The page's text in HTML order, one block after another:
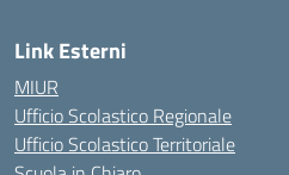
Link Esterni
MIUR
Ufficio Scolastico Regionale
Ufficio Scolastico Territoriale